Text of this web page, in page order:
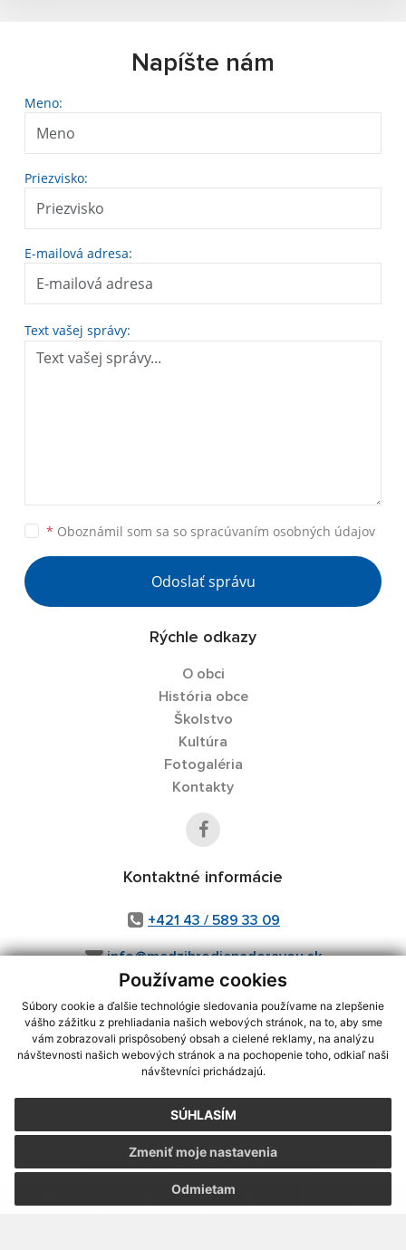
Používame cookies
Súbory cookie a ďalšie technológie sledovania používame na zlepšenie
vášho zážitku z prehliadania našich webových stránok, na to, aby sme
vám zobrazovali prispôsobený obsah a cielené reklamy, na analýzu
návštevnosti našich webových stránok a na pochopenie toho, odkiaľ naši
návštevníci prichádzajú.
SÚHLASÍM
Odmietam
Zmeniť moje nastavenia
Napíšte nám
Meno:
Priezvisko:
E-mailová adresa:
Text vašej správy:
* Oboznámil som sa so spracúvaním osobných údajov
Odoslať správu
Rýchle odkazy
O obci
História obce
Školstvo
Kultúra
Fotogaléria
Kontakty
Kontaktné informácie
+421 43 / 589 33 09
info@medzibrodienadoravou.sk
využite možnosť získavania aktuálnych informácií s využitím RSS
CMS systém (redakčný) systém ECHELON 2,Mapa stránok,web portál
webex.digital, s.r.o.,domény,registrácia domény
Posledná aktualizácia:04.08.2026
Vytlačiť stránku|Vyhlásenie o prístupnosti